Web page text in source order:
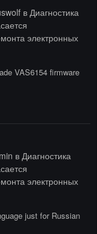
в Диагностика
электронных
VAS6154 firmware
в Диагностика
электронных
just for Russian